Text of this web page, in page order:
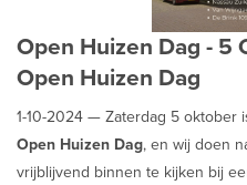
Open Huizen Dag - 5
Open Huizen Dag
1-10-2024 —Zaterdag 5 oktober
Open Huizen Dag, en wij doen
vrijblijvend binnen te kijken bij